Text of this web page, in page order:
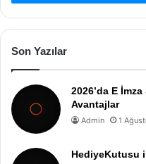
Son Yazılar
2026’da E
Avantajlar
Admin 1
HediyeKutusu